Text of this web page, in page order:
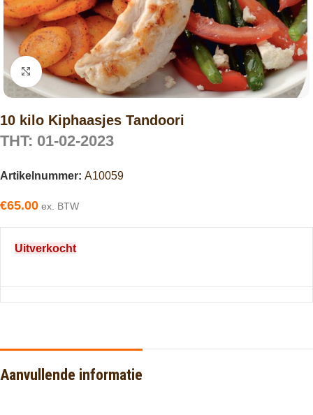
Click to enlarge
10 kilo Kiphaasjes Tandoori
THT: 01-02-2023
Artikelnummer: A10059
€65.00 ex. BTW
Uitverkocht
Aanvullende informatie